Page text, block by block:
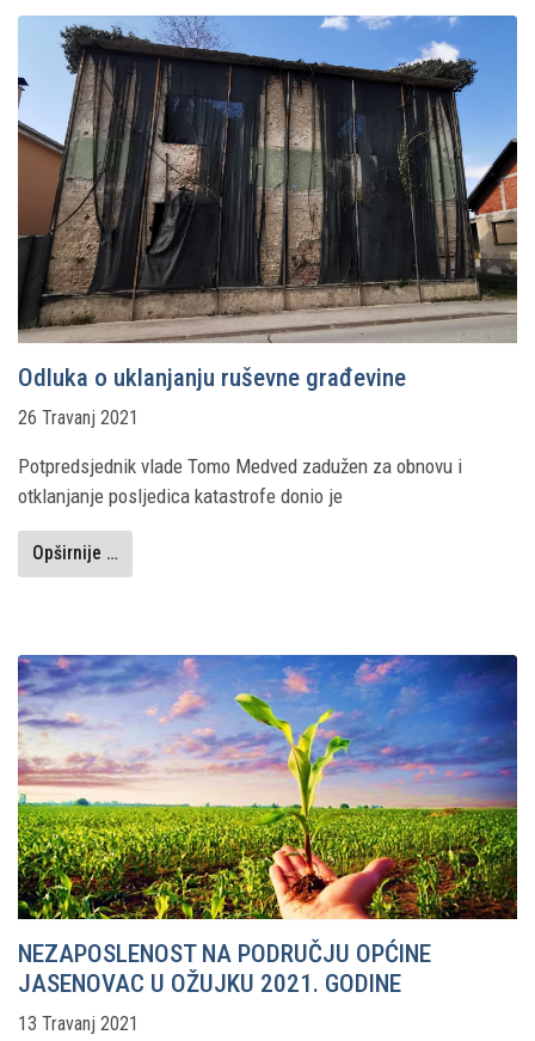
Odluka o uklanjanju ruševne građevine
26 Travanj 2021
Potpredsjednik vlade Tomo Medved zadužen za obnovu i
otklanjanje posljedica katastrofe donio je
Opširnije …
NEZAPOSLENOST NA PODRUČJU OPĆINE
JASENOVAC U OŽUJKU 2021. GODINE
13 Travanj 2021